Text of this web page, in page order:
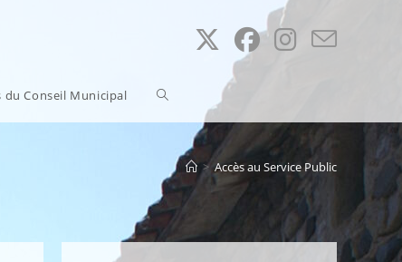
Conseil Municipal Toggle
website
search
> Accès au Service Public